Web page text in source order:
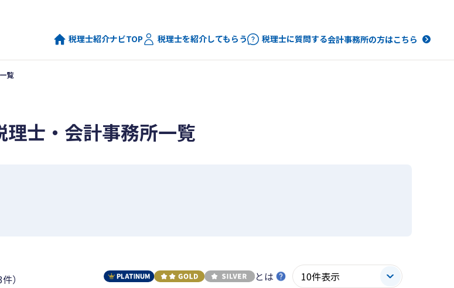
税理士紹介ナビTOP 税理士を紹介してもらう 税理士に質問する会計事務所の方はこちら
覧
士・会計事務所一覧
） とは